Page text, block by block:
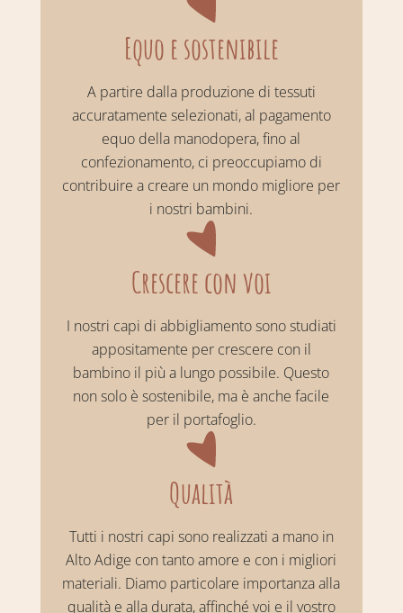
Equo e sostenibile
A partire dalla produzione di tessuti
accuratamente selezionati, al pagamento
equo della manodopera, fino al
confezionamento, ci preoccupiamo di
contribuire a creare un mondo migliore per
i nostri bambini.
Crescere con voi
I nostri capi di abbigliamento sono studiati
appositamente per crescere con il
bambino il più a lungo possibile. Questo
non solo è sostenibile, ma è anche facile
per il portafoglio.
Qualità
Tutti i nostri capi sono realizzati a mano in
Alto Adige con tanto amore e con i migliori
materiali. Diamo particolare importanza alla
qualità e alla durata, affinché voi e il vostro